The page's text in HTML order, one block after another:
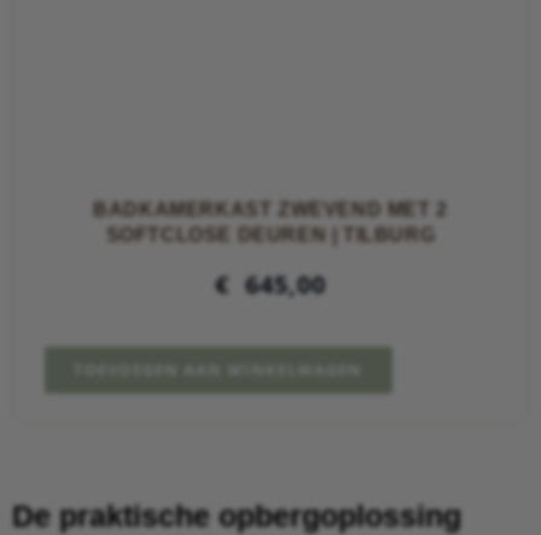
BADKAMERKAST ZWEVEND MET 2
SOFTCLOSE DEUREN | TILBURG
€ 645,00
De praktische opbergoplossing